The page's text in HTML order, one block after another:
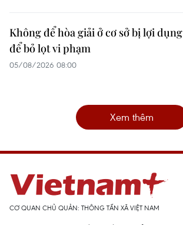
Không để hòa giải ở cơ sở bị lợi dụng
để bỏ lọt vi phạm
05/08/2026 08:00
Xem thêm
CƠ QUAN CHỦ QUẢN: THÔNG TẤN XÃ VIỆT NAM